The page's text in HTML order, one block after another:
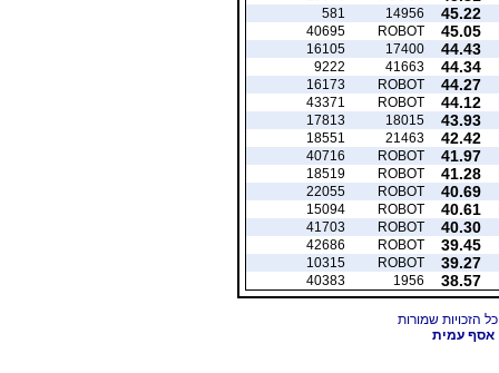
45.22
14956
581
45.05
ROBOT
40695
44.43
17400
16105
44.34
41663
9222
44.27
ROBOT
16173
44.12
ROBOT
43371
43.93
18015
17813
42.42
21463
18551
41.97
ROBOT
40716
41.28
ROBOT
18519
40.69
ROBOT
22055
40.61
ROBOT
15094
40.30
ROBOT
41703
39.45
ROBOT
42686
39.27
ROBOT
10315
38.57
1956
40383
אסף עמית